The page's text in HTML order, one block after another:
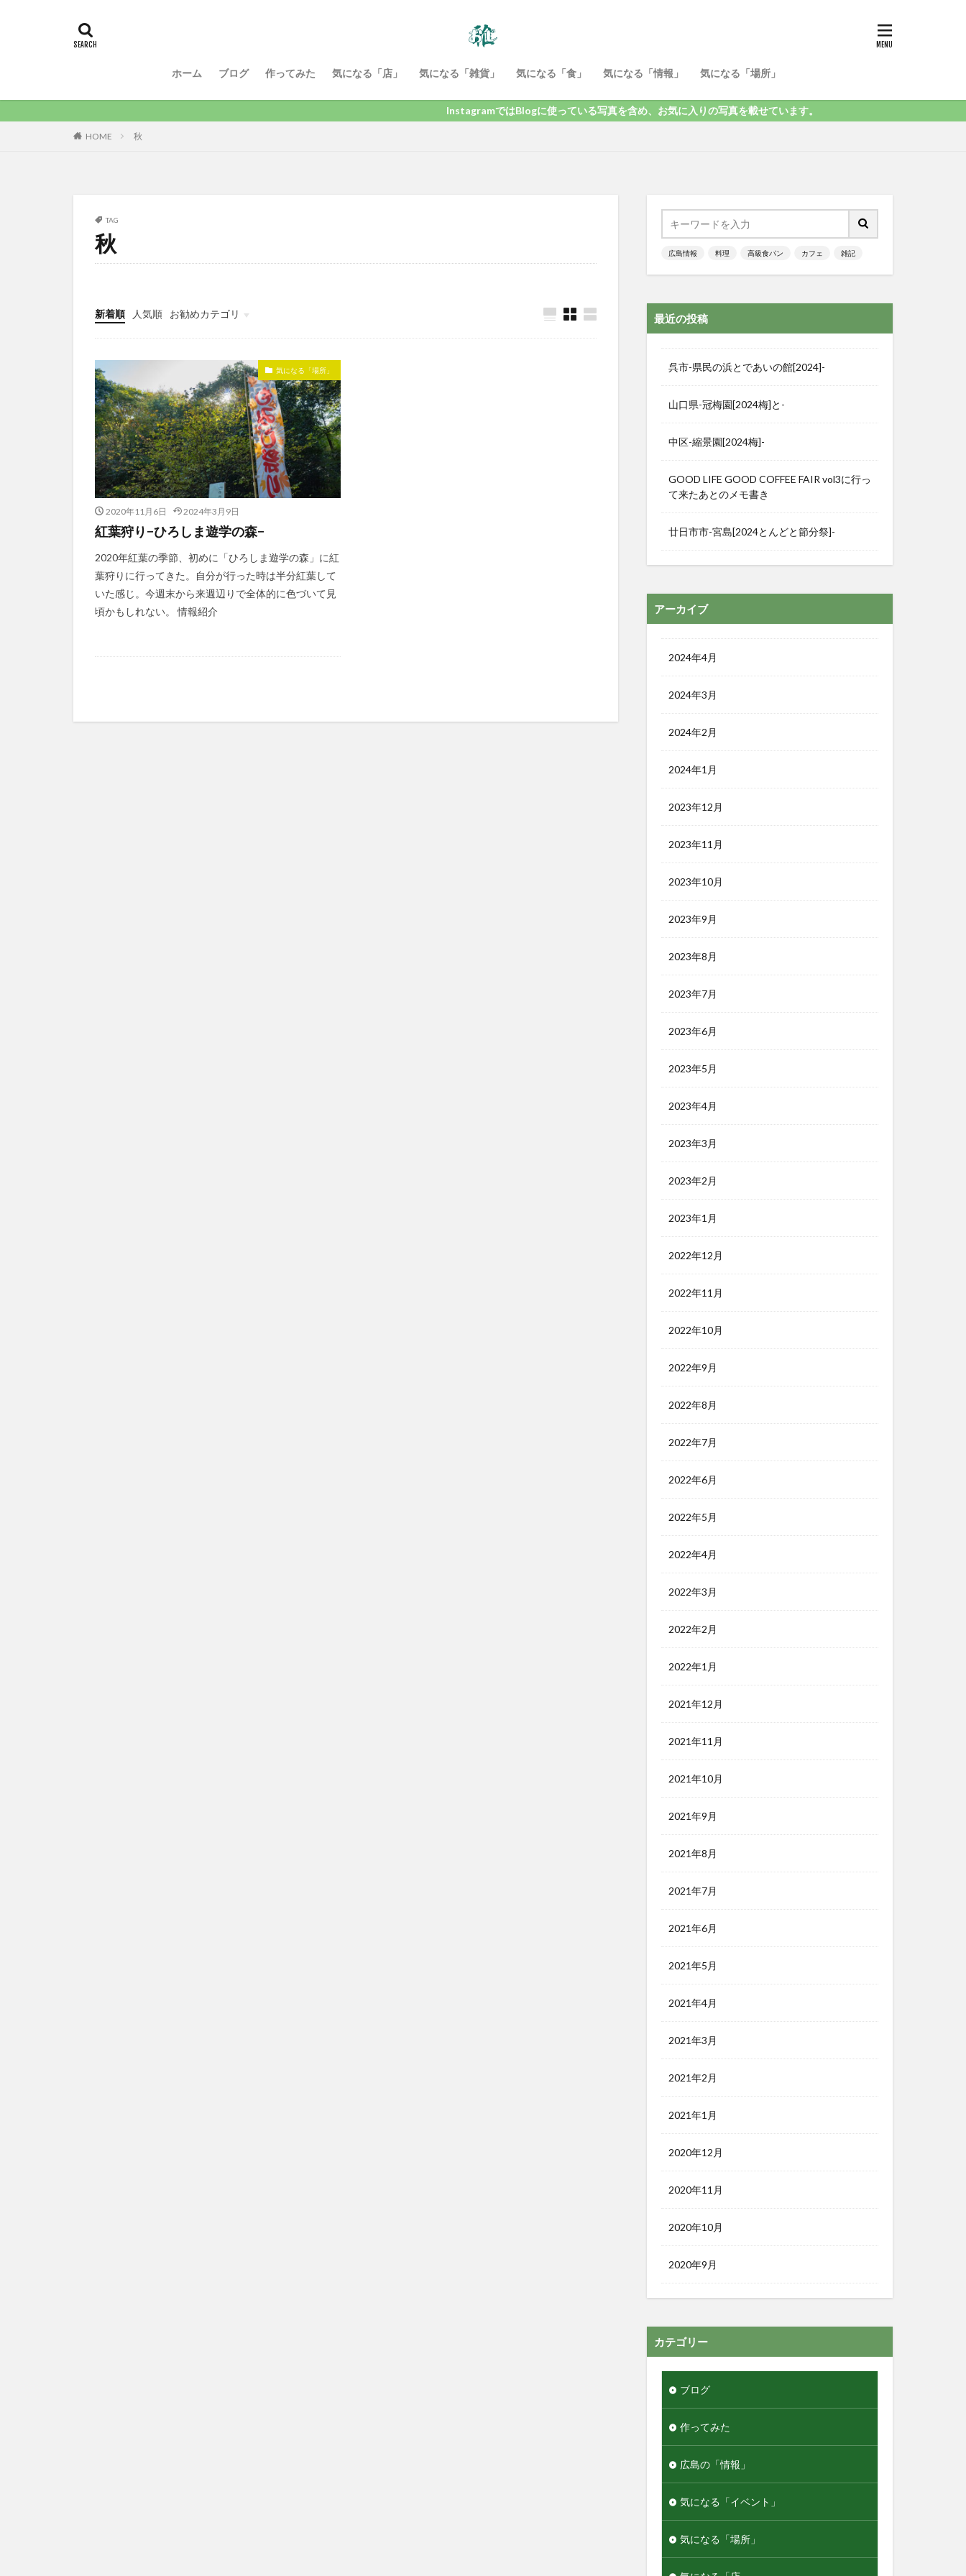
ホーム ブログ 作ってみた 気になる「店」 気になる「雑貨」 気になる「食」 気になる「情報」 気になる「場所」
InstagramではBlogに使っている写真を含め、お気に入りの写真を載せています。
HOME 秋
TAG
秋
新着順 人気順
お勧めカテゴリ
気になる「食」
気になる「場所」
2020年11月6日 2024年3月9日
紅葉狩り−ひろしま遊学の森−
2020年紅葉の季節、初めに「ひろしま遊学の森」に紅
葉狩りに行ってきた。自分が行った時は半分紅葉して
いた感じ。今週末から来週辺りで全体的に色づいて見
頃かもしれない。 情報紹介
広島情報 料理 高級食パン カフェ 雑記
最近の投稿
呉市-県民の浜とであいの館[2024]-
山口県-冠梅園[2024梅]と-
中区-縮景園[2024梅]-
GOOD LIFE GOOD COFFEE FAIR vol3に行っ
て来たあとのメモ書き
廿日市市-宮島[2024とんどと節分祭]-
アーカイブ
2024年4月
2024年3月
2024年2月
2024年1月
2023年12月
2023年11月
2023年10月
2023年9月
2023年8月
2023年7月
2023年6月
2023年5月
2023年4月
2023年3月
2023年2月
2023年1月
2022年12月
2022年11月
2022年10月
2022年9月
2022年8月
2022年7月
2022年6月
2022年5月
2022年4月
2022年3月
2022年2月
2022年1月
2021年12月
2021年11月
2021年10月
2021年9月
2021年8月
2021年7月
2021年6月
2021年5月
2021年4月
2021年3月
2021年2月
2021年1月
2020年12月
2020年11月
2020年10月
2020年9月
カテゴリー
ブログ
作ってみた
広島の「情報」
気になる「イベント」
気になる「場所」